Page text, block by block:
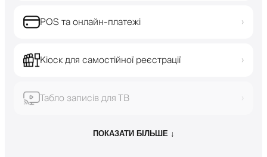
POS та онлайн-платежі ›
Кіоск для самостійної реєстрації ›
Табло записів для ТВ ›
ПОКАЗАТИ БІЛЬШЕ ↓